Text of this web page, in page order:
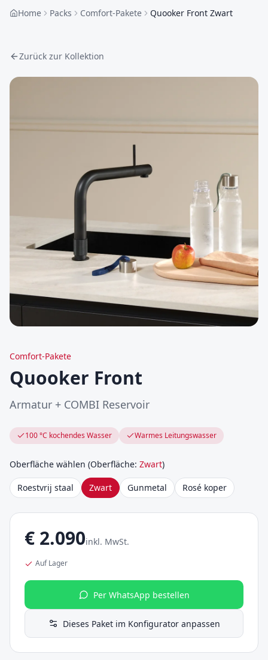
Home Packs Comfort-Pakete Quooker Front Zwart
Zurück zur Kollektion
Comfort-Pakete
Quooker Front
Armatur + COMBI Reservoir
100 °C kochendes Wasser Warmes Leitungswasser
Oberfläche wählen (Oberfläche: Zwart)
Roestvrij staal Zwart Gunmetal Rosé koper
€ 2.090inkl. MwSt.
Auf Lager
Per WhatsApp bestellen
Dieses Paket im Konfigurator anpassen